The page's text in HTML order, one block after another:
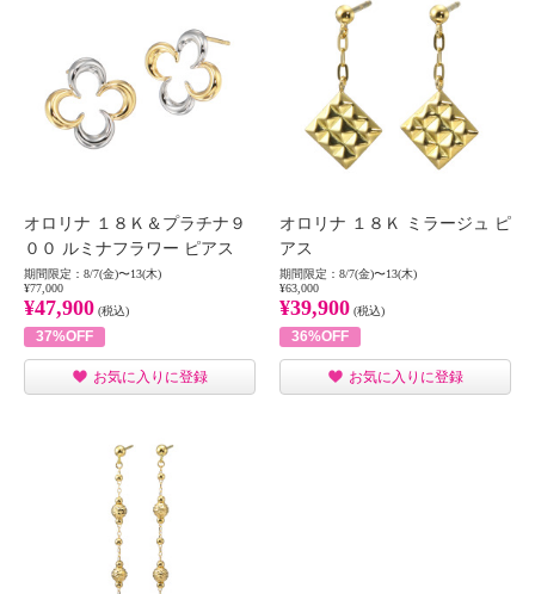
オロリナ １８Ｋ＆プラチナ９
００ ルミナフラワー ピアス
期間限定：8/7(金)〜13(木)
¥77,000
¥47,900 (税込)
37%OFF
お気に入りに登録
オロリナ １８Ｋ ミラージュ ピ
アス
期間限定：8/7(金)〜13(木)
¥63,000
¥39,900 (税込)
36%OFF
お気に入りに登録